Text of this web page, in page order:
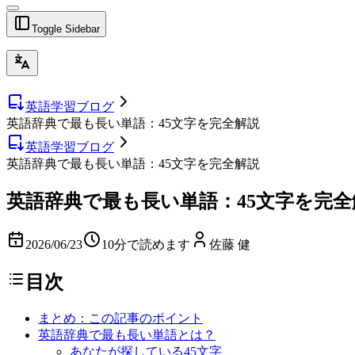
Toggle Sidebar
英語学習ブログ
英語辞典で最も長い単語：45文字を完全解説
英語学習ブログ
英語辞典で最も長い単語：45文字を完全解説
英語辞典で最も長い単語：45文字を完
2026/06/23 10分で読めます 佐藤 健
目次
まとめ：この記事のポイント
英語辞典で最も長い単語とは？
あなたが探している45文字